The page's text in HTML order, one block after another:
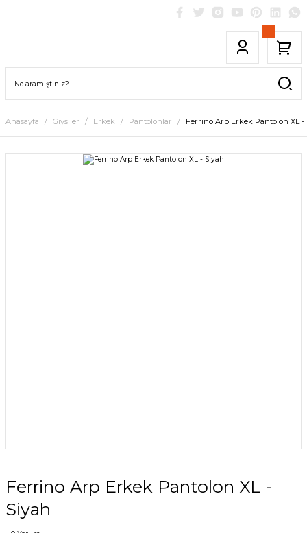
Anasayfa Giysiler Erkek Pantolonlar Ferrino Arp Erkek Pantolon XL -
Ferrino Arp Erkek Pantolon XL -
Siyah